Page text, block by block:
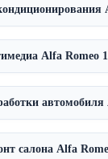
Alfa Romeo
автомобиля
салона Alfa